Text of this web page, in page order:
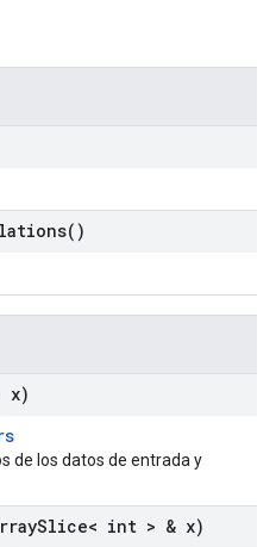
)
x)
de los datos de entrada y
Slice< int > & x)